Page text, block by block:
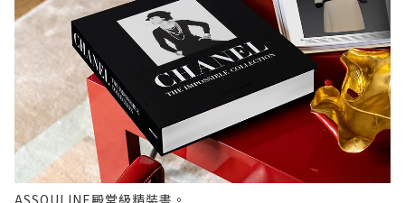
ASSOULINE殿堂級精裝書。